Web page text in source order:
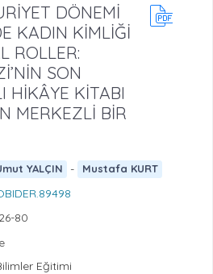
DÖNEMİ
KADIN KİMLİĞİ
ROLLER:
SON
HİKÂYE KİTABI
MERKEZLİ BİR
YALÇIN - Mustafa KURT
80
Eğitimi